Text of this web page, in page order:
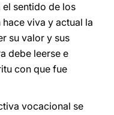
sentido de los
hace viva y actual la
su valor y sus
debe leerse e
con que fue
vocacional se